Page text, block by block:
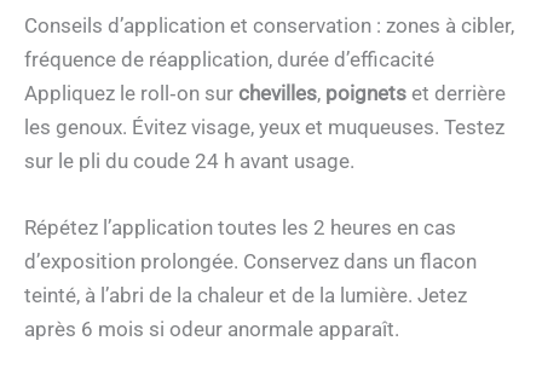
Conseils d’application et conservation : zones à cibler,
fréquence de réapplication, durée d’efficacité
Appliquez le roll‑on sur chevilles, poignets et derrière
les genoux. Évitez visage, yeux et muqueuses. Testez
sur le pli du coude 24 h avant usage.
Répétez l’application toutes les 2 heures en cas
d’exposition prolongée. Conservez dans un flacon
teinté, à l’abri de la chaleur et de la lumière. Jetez
après 6 mois si odeur anormale apparaît.